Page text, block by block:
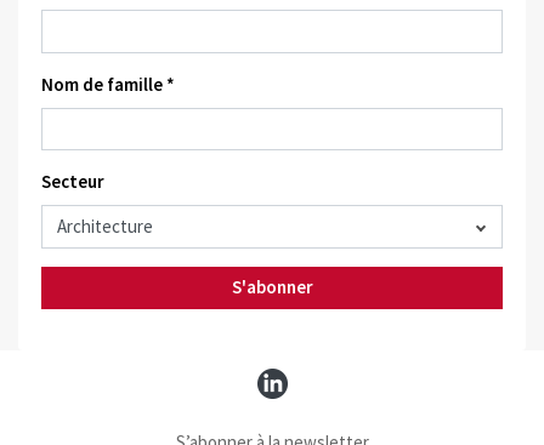
Nom de famille *
Secteur
S'abonner